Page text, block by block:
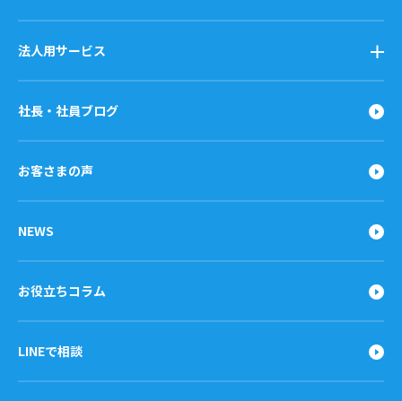
法人用サービス
社長・社員ブログ
お客さまの声
NEWS
お役立ちコラム
LINEで相談